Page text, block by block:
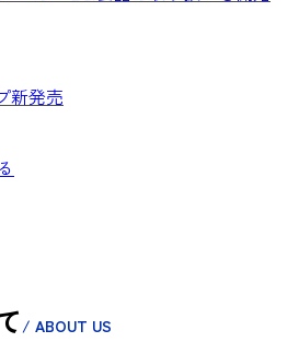
新発売
/ ABOUT US